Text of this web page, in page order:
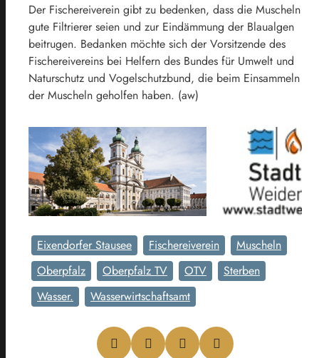
Der Fischereiverein gibt zu bedenken, dass die Muscheln
gute Filtrierer seien und zur Eindämmung der Blaualgen
beitrugen. Bedanken möchte sich der Vorsitzende des
Fischereivereins bei Helfern des Bundes für Umwelt und
Naturschutz und Vogelschutzbund, die beim Einsammeln
der Muscheln geholfen haben. (aw)
Eixendorfer Stausee Fischereiverein
Muscheln
Oberpfalz
Oberpfalz TV OTV
Sterben
Wasser.
Wasserwirtschaftsamt